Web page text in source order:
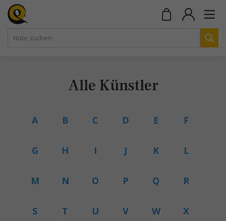
Alle Künstler
A B C D E F
G H I J K L
M N O P Q R
S T U V W X